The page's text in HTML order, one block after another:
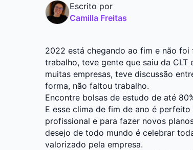
Escrito por
Camilla Freitas
2022 está chegando ao fim e não foi
trabalho, teve gente que saiu da
muitas empresas, teve discussão
forma, não faltou trabalho.
Encontre bolsas de estudo de até
E esse clima de fim de ano é
profissional e para fazer novos
desejo de todo mundo é celebrar
valorizado pela empresa.